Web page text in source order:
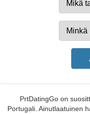
PrtDatingGo on
Portugali. Ainutlaatuinen